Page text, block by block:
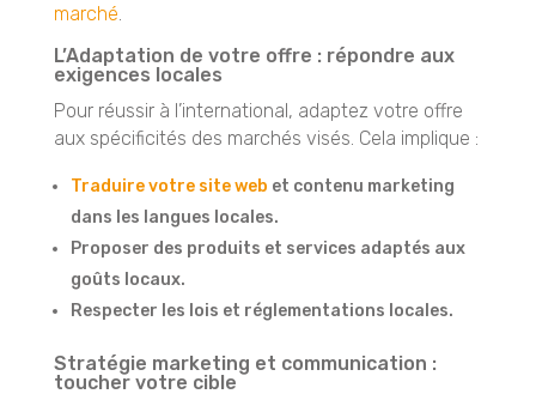
marché
L’Adaptation de votre offre : répondre aux
exigences locales
Pour réussir à l’international, adaptez votre offre
aux spécificités des marchés visés. Cela implique :
Traduire votre site web et contenu marketing
dans les langues locales.
Proposer des produits et services adaptés aux
goûts locaux.
Respecter les lois et réglementations locales.
Stratégie marketing et communication :
toucher votre cible